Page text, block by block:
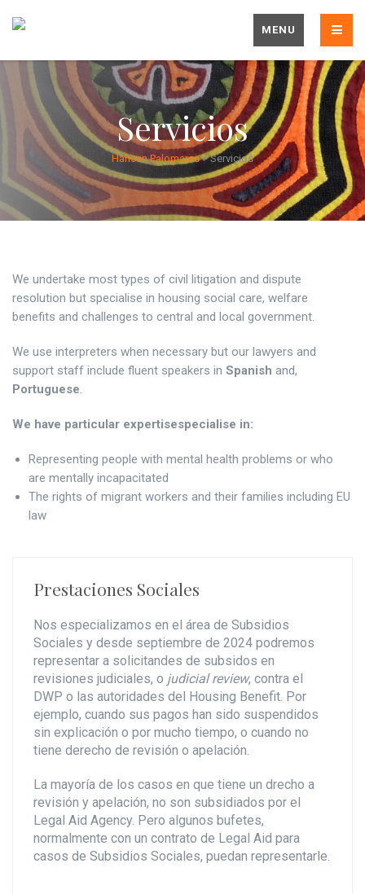
MENU
Servicios
Hansen Palomares>Servicios
We undertake most types of civil litigation and dispute
resolution but specialise in housing social care, welfare
benefits and challenges to central and local government.
We use interpreters when necessary but our lawyers and
support staff include fluent speakers in Spanish and,
Portuguese.
We have particular expertisespecialise in:
Representing people with mental health problems or who
are mentally incapacitated
The rights of migrant workers and their families including EU
law
Prestaciones Sociales
Nos especializamos en el área de Subsidios
Sociales y desde septiembre de 2024 podremos
representar a solicitandes de subsidos en
revisiones judiciales, o judicial review, contra el
DWP o las autoridades del Housing Benefit. Por
ejemplo, cuando sus pagos han sido suspendidos
sin explicación o por mucho tiempo, o cuando no
tiene derecho de revisión o apelación.
La mayoría de los casos en que tiene un drecho a
revisión y apelación, no son subsidiados por el
Legal Aid Agency. Pero algunos bufetes,
normalmente con un contrato de Legal Aid para
casos de Subsidios Sociales, puedan representarle.